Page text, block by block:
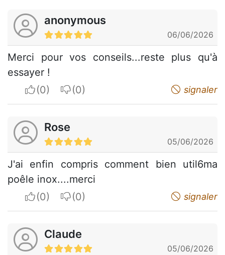
anonymous
06/06/2026
Merci pour vos conseils...reste plus qu'à
essayer !
I apreciateI do not appreciate signaler
Rose
05/06/2026
J'ai enfin compris comment bien util6ma
poêle inox....merci
I apreciateI do not appreciate signaler
Claude
05/06/2026